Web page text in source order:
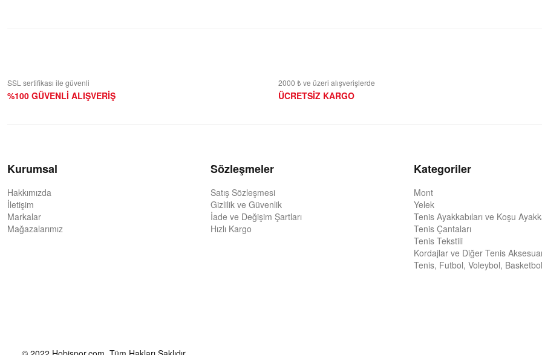
SSL sertifikası ile güvenli
%100 GÜVENLİ ALIŞVERİŞ
2000 ₺ ve üzeri alışverişlerde
ÜCRETSİZ KARGO
Kurumsal
Hakkımızda
İletişim
Markalar
Mağazalarımız
Sözleşmeler
Satış Sözleşmesi
Gizlilik ve Güvenlik
İade ve Değişim Şartları
Hızlı Kargo
Kategoriler
Mont
Yelek
Tenis Ayakkabıları ve Koşu
Tenis Çantaları
Tenis Tekstili
Kordajlar ve Diğer Tenis
Tenis, Futbol, Voleybol,